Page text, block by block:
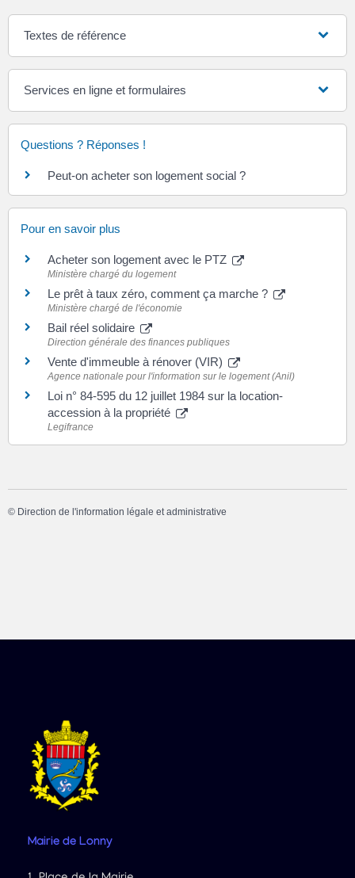
Textes de référence
Services en ligne et formulaires
Questions ? Réponses !
Peut-on acheter son logement social ?
Pour en savoir plus
Acheter son logement avec le PTZ
Ministère chargé du logement
Le prêt à taux zéro, comment ça marche ?
Ministère chargé de l'économie
Bail réel solidaire
Direction générale des finances publiques
Vente d'immeuble à rénover (VIR)
Agence nationale pour l'information sur le logement (Anil)
Loi n° 84-595 du 12 juillet 1984 sur la location-
accession à la propriété
Legifrance
© Direction de l'information légale et administrative
Mairie de Lonny